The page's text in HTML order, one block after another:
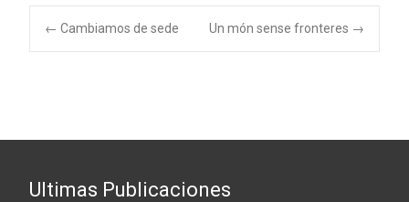
entradas
← Cambiamos de sede Un món sense fronteres →
Ultimas Publicaciones